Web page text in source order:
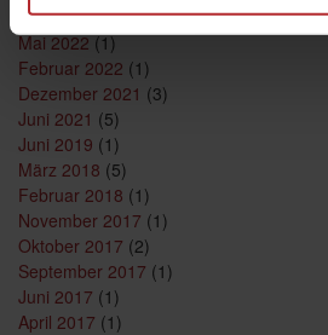
August 2023(1)
Mai 2022(1)
Februar 2022 (1)
Dezember 2021 (3)
Juni 2021 (5)
Juni 2019 (1)
März 2018 (5)
Februar 2018 (1)
November 2017 (1)
Oktober 2017 (2)
September 2017 (1)
Juni 2017 (1)
April 2017 (1)